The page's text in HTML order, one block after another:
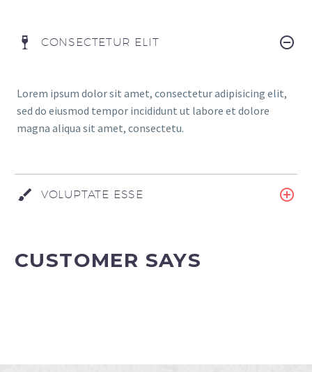
CONSECTETUR ELIT
Lorem ipsum dolor sit amet, consectetur adipisicing elit,
sed do eiusmod tempor incididunt ut labore et dolore
magna aliqua sit amet, consectetu.
VOLUPTATE ESSE
CUSTOMER SAYS